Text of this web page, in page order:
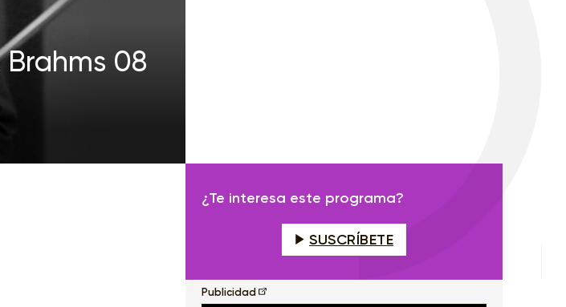
08
¿Te interesa este programa?
SUSCRÍBETE
Publicidad